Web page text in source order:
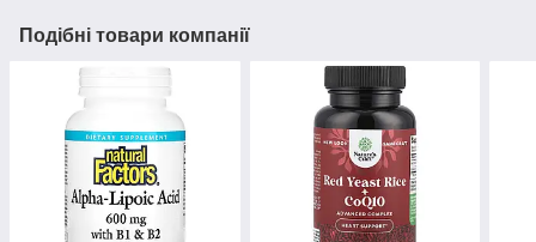
Подібні товари компанії